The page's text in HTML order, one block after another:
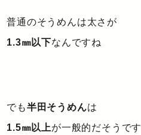
普通のそうめんは太さが
1.3㎜以下なんですね
でも半田そうめんは
1.5㎜以上が一般的だそうです